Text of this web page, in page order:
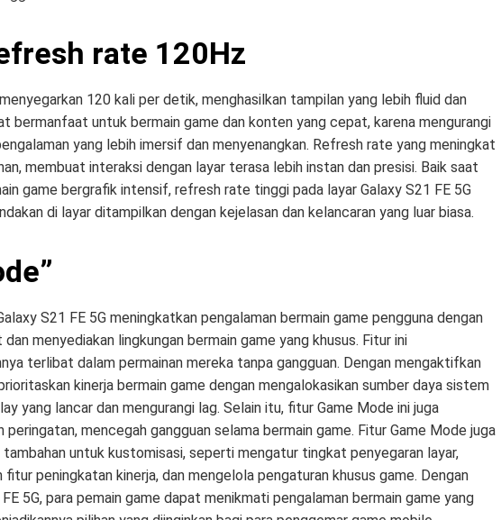
rate 120Hz
120 kali per detik, menghasilkan tampilan yang lebih fluid dan
bermanfaat untuk bermain game dan konten yang cepat, karena mengurangi
yang lebih imersif dan menyenangkan. Refresh rate yang meningkat
membuat interaksi dengan layar terasa lebih instan dan presisi. Baik saat
game bergrafik intensif, refresh rate tinggi pada layar Galaxy S21 FE 5G
di layar ditampilkan dengan kejelasan dan kelancaran yang luar biasa.
S21 FE 5G meningkatkan pengalaman bermain game pengguna dengan
menyediakan lingkungan bermain game yang khusus. Fitur ini
terlibat dalam permainan mereka tanpa gangguan. Dengan mengaktifkan
kinerja bermain game dengan mengalokasikan sumber daya sistem
yang lancar dan mengurangi lag. Selain itu, fitur Game Mode ini juga
mencegah gangguan selama bermain game. Fitur Game Mode juga
untuk kustomisasi, seperti mengatur tingkat penyegaran layar,
peningkatan kinerja, dan mengelola pengaturan khusus game. Dengan
5G, para pemain game dapat menikmati pengalaman bermain game yang